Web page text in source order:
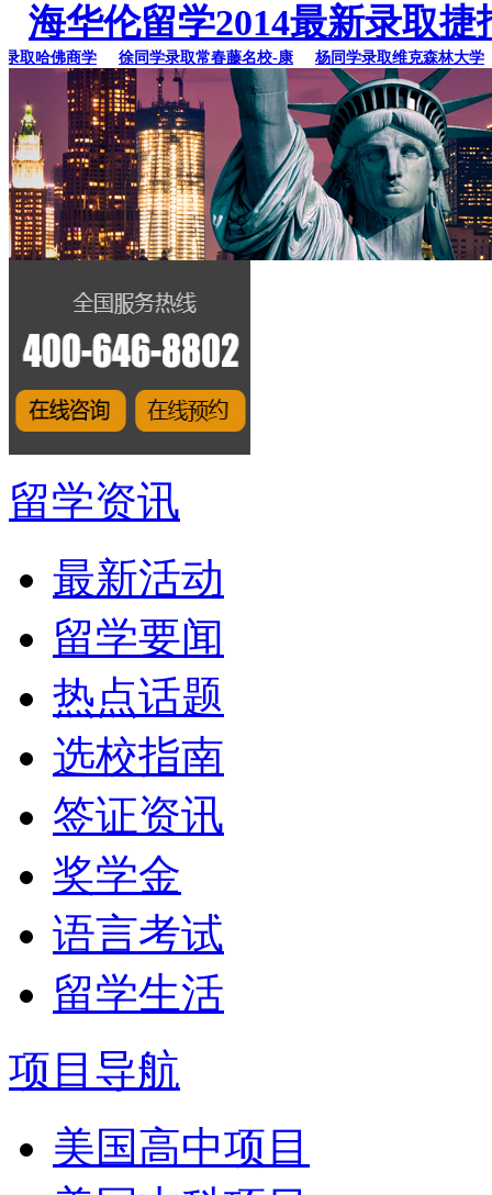
海华伦留学2014最新录取捷
哈佛商学 徐同学录取常春藤名校-康 杨同学录取维克森林大学
留学资讯
最新活动
留学要闻
热点话题
选校指南
签证资讯
奖学金
语言考试
留学生活
项目导航
美国高中项目